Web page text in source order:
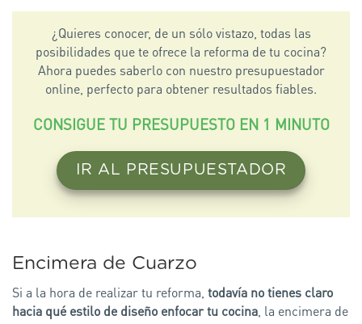
¿Quieres conocer, de un sólo vistazo, todas las
posibilidades que te ofrece la reforma de tu cocina?
Ahora puedes saberlo con nuestro presupuestador
online, perfecto para obtener resultados fiables.
CONSIGUE TU PRESUPUESTO EN 1 MINUTO
IR AL PRESUPUESTADOR
Encimera de Cuarzo
Si a la hora de realizar tu reforma, todavía no tienes claro
hacia qué estilo de diseño enfocar tu cocina, la encimera de